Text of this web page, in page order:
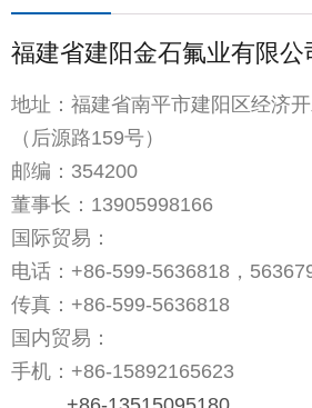
福建省建阳金石氟业有限公
地址：福建省南平市建阳区经济
（后源路159号）
邮编：354200
董事长： 13905998166
国际贸易：
电话：+86-599-5636818，
传真： +86-599-5636818
国内贸易：
手机： +86-15892165623